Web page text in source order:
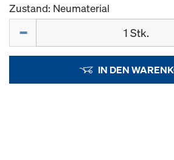
Zustand: Neumaterial
IN DEN